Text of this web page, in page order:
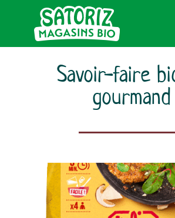
Savoir-faire
gourmand